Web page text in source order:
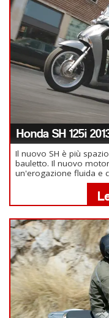
Honda SH 125i
Il nuovo SH è più
bauletto. Il nuovo
un'erogazione fluida e